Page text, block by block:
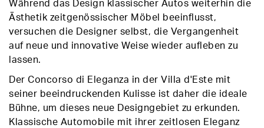
Während das Design klassischer Autos weiterhin die
Ästhetik zeitgenössischer Möbel beeinflusst,
versuchen die Designer selbst, die Vergangenheit
auf neue und innovative Weise wieder aufleben zu
lassen.
Der Concorso di Eleganza in der Villa d'Este mit
seiner beeindruckenden Kulisse ist daher die ideale
Bühne, um dieses neue Designgebiet zu erkunden.
Klassische Automobile mit ihrer zeitlosen Eleganz